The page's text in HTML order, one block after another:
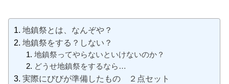
地鎮祭とは、なんぞや？
地鎮祭をする？しない？
地鎮祭ってやらないといけないのか？
どうせ地鎮祭をするなら…
実際にびびが準備したもの ２点セット